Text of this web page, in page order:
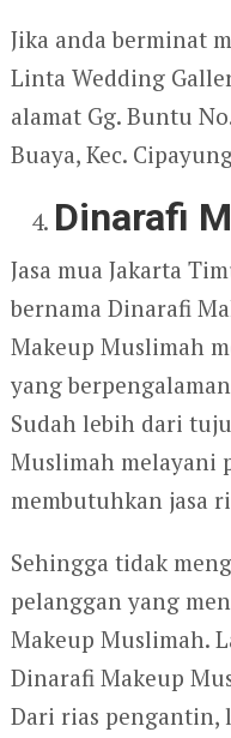
Jika anda berminat
Linta Wedding
alamat Gg. Buntu
Buaya, Kec.
Dinarafi
Jasa mua Jakarta
bernama Dinarafi
Makeup Muslimah
yang
Sudah lebih dari
Muslimah melayani
membutuhkan jasa
Sehingga tidak
pelanggan yang
Makeup Muslimah.
Dinarafi Makeup
Dari rias pengantin,